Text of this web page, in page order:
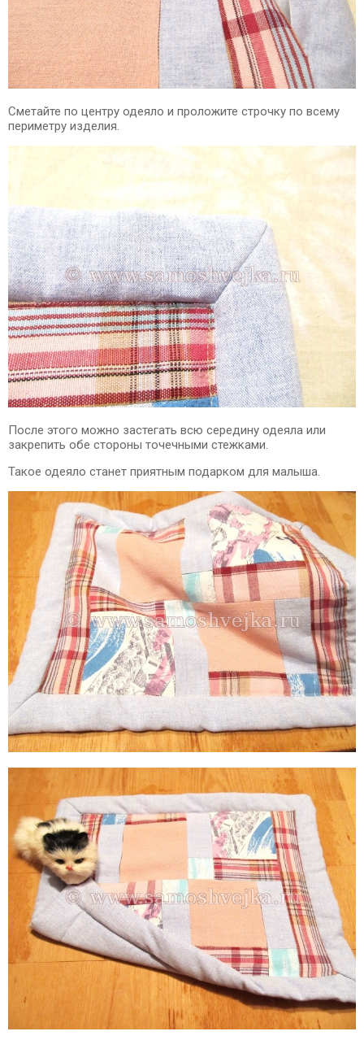
Сметайте по центру одеяло и проложите строчку по всему
периметру изделия.
После этого можно застегать всю середину одеяла или
закрепить обе стороны точечными стежками.
Такое одеяло станет приятным подарком для малыша.